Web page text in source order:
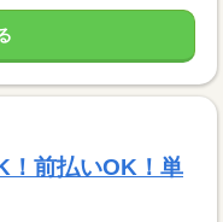
！前払いOK！単